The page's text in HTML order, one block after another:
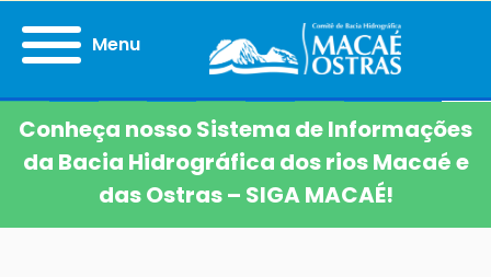
Menu
Conheça nosso Sistema de Informações
da Bacia Hidrográfica dos rios Macaé e
das Ostras – SIGA MACAÉ!